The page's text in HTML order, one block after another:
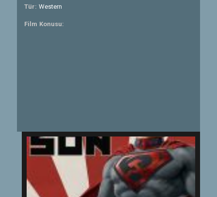
Tür: Western
Film Konusu: